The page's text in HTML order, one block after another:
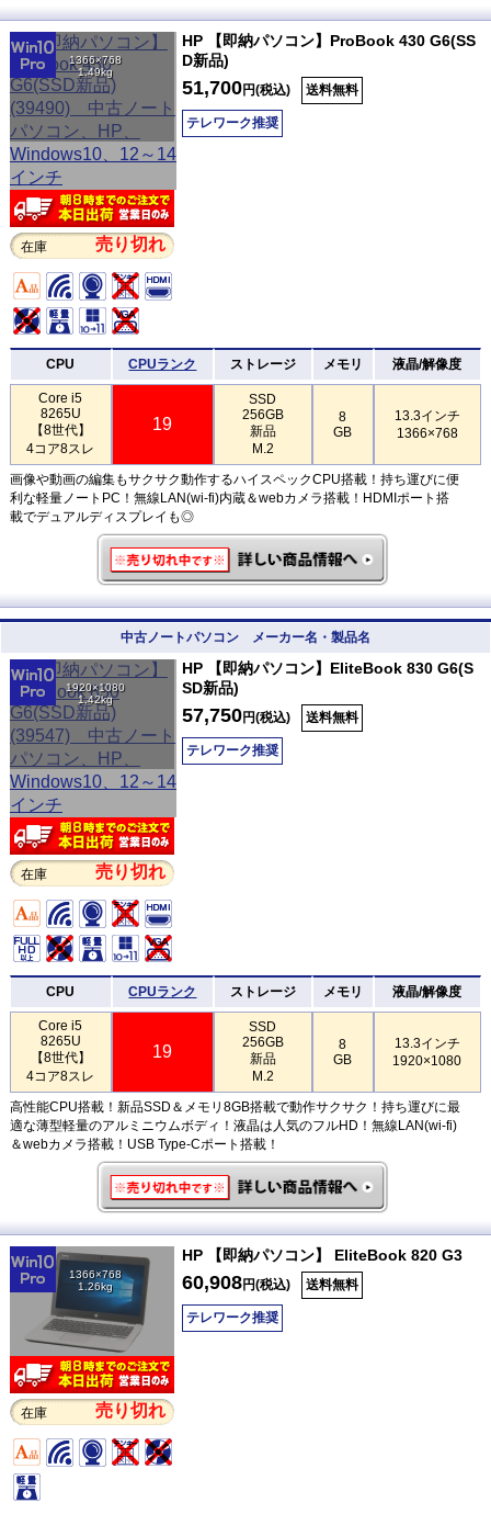
1366×768
1.49kg
在庫 売り切れ
HP 【即納パソコン】ProBook 430 G6(SS
D新品)
51,700円(税込) 送料無料
テレワーク推奨
CPU CPUランク ストレージ メモリ 液晶/解像度
Core i5
8265U
【8世代】
4コア8スレ
19
SSD
256GB
新品
M.2
8
GB
13.3インチ
1366×768
画像や動画の編集もサクサク動作するハイスペックCPU搭載！持ち運びに便
利な軽量ノートPC！無線LAN(wi-fi)内蔵＆webカメラ搭載！HDMIポート搭
載でデュアルディスプレイも◎
中古ノートパソコン メーカー名・製品名
1920×1080
1.42kg
在庫 売り切れ
HP 【即納パソコン】EliteBook 830 G6(S
SD新品)
57,750円(税込) 送料無料
テレワーク推奨
CPU CPUランク ストレージ メモリ 液晶/解像度
Core i5
8265U
【8世代】
4コア8スレ
19
SSD
256GB
新品
M.2
8
GB
13.3インチ
1920×1080
高性能CPU搭載！新品SSD＆メモリ8GB搭載で動作サクサク！持ち運びに最
適な薄型軽量のアルミニウムボディ！液晶は人気のフルHD！無線LAN(wi-fi)
＆webカメラ搭載！USB Type-Cポート搭載！
1366×768
1.26kg
在庫 売り切れ
HP 【即納パソコン】 EliteBook 820 G3
60,908円(税込) 送料無料
テレワーク推奨